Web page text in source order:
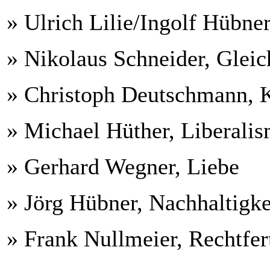
» Ulrich Lilie/Ingolf
» Nikolaus Schneider,
» Christoph Deutschmann,
» Michael Hüther,
» Gerhard Wegner, Liebe
» Jörg Hübner,
» Frank Nullmeier,